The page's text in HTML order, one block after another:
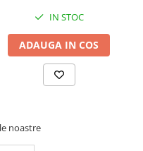
IN STOC
ADAUGA IN COS
noastre